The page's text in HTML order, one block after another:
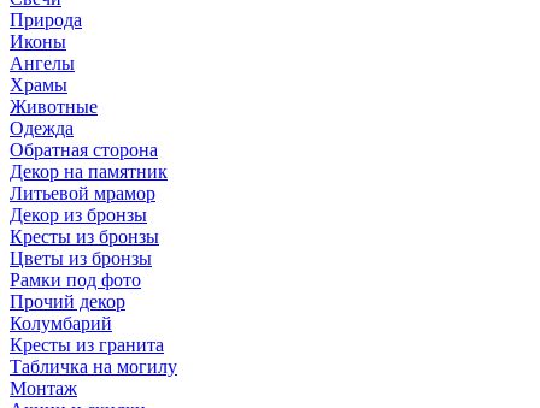
Природа
Иконы
Ангелы
Храмы
Животные
Одежда
Обратная сторона
Декор на памятник
Литьевой мрамор
Декор из бронзы
Кресты из бронзы
Цветы из бронзы
Рамки под фото
Прочий декор
Колумбарий
Кресты из гранита
Табличка на могилу
Монтаж